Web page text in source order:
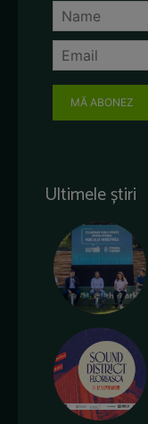
MĂ ABONEZ
Ultimele știri